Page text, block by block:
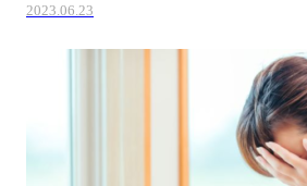
2023.06.23